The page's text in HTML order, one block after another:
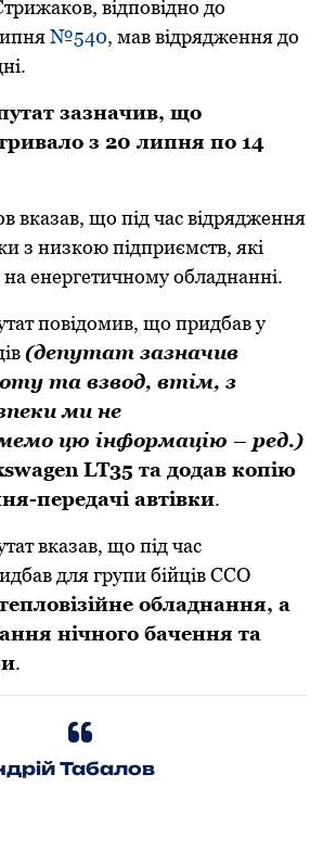
відповідно до
№540, мав відрядження до
зазначив, що
з 20 липня по 14
вказав, що під час відрядження
з низкою підприємств, які
на енергетичному обладнанні.
повідомив, що придбав у
(депутат зазначив
та взвод, втім, з
ми не
цю інформацію – ред.)
LT35 та додав копію
передачі автівки.
вказав, що під час
для групи бійців CCO
обладнання, а
нічного бачення та
.
Табалов